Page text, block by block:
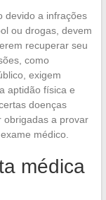
devido a infrações
ou drogas, devem
recuperar seu
como
exigem
aptidão física e
doenças
obrigadas a provar
médico.
médica